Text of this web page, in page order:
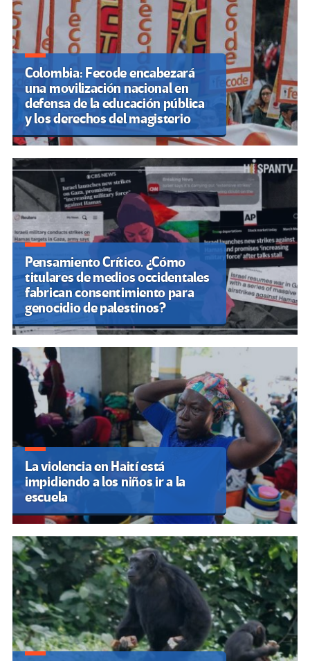
Colombia: Fecode encabezará
una movilización nacional en
defensa de la educación pública
y los derechos del magisterio
Pensamiento Crítico. ¿Cómo
titulares de medios occidentales
fabrican consentimiento para
genocidio de palestinos?
La violencia en Haití está
impidiendo a los niños ir a la
escuela